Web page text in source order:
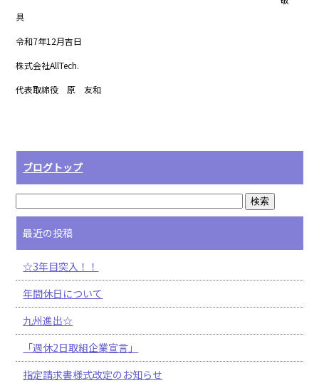
具
令和7年12月吉日
株式会社AllTech.
代表取締役 原 友和
ブログトップ
最近の投稿
☆3年目突入！！
年間休日について
九州進出☆
「週休2日取組企業宣言」
指定請求書様式改定のお知らせ